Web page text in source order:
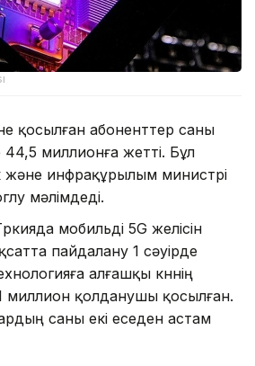
қосылған абоненттер саны
миллионға жетті. Бұл
және инфрақұрылым министрі
мәлімдеді.
мобильді 5G желісін
пайдалану 1 сәуірде
алғашқы күннің
миллион қолданушы қосылған.
саны екі еседен астам